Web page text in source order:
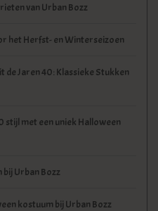
van Urban Bozz
het Herfst- en Winterseizoen
de Jaren 40: Klassieke Stukken
stijl met een uniek Halloween
Urban Bozz
kostuum bij Urban Bozz